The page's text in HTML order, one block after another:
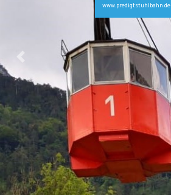
www.predigtstuhlbahn.de